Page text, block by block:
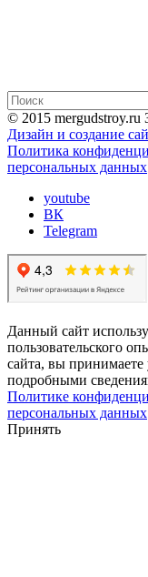
© 2015 mergudstroy.ru
Дизайн и создание
Политика
персональных данных
youtube
ВК
Telegram
Данный сайт
пользовательского
сайта, вы принимаете
подробными
Политике
персональных данных
Принять